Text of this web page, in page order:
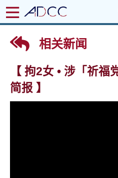
相关新闻
【 拘2女 • 涉「祈福
简报 】